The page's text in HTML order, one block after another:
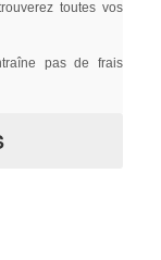
toutes vos
pas de frais